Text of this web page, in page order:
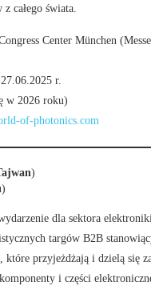
całego świata.
Center München
r.
w 2026 roku)
of-photonics.com
)
dla sektora
targów B2B
które przyjeżdżają i dzielą się
i części